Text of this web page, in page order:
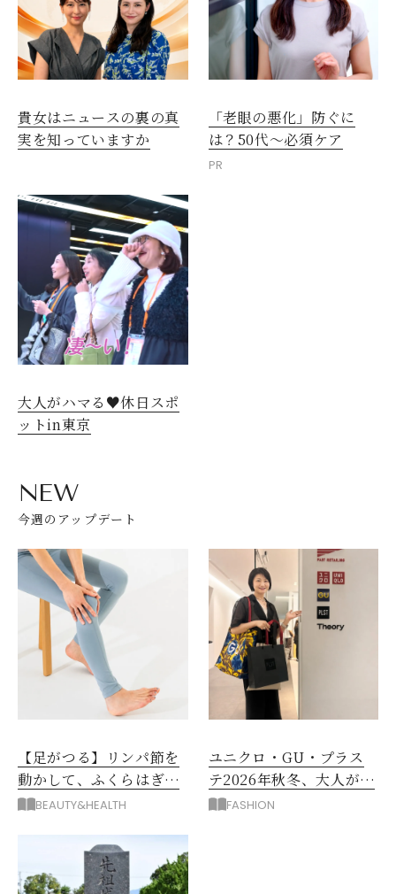
貴女はニュースの裏の真
実を知っていますか
「老眼の悪化」防ぐに
は？50代～必須ケア
PR
大人がハマる♥休日スポ
ットin東京
NEW
今週のアップデート
【足がつる】リンパ節を
動かして、ふくらはぎの
むくみ、こむら返りを解
BEAUTY&HEALTH
ユニクロ・GU・プラス
テ2026年秋冬、大人が着
たい新作服は？
FASHION